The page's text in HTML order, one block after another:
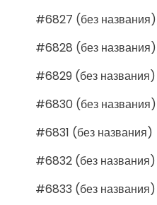
#6827 (без названия)
#6828 (без названия)
#6829 (без названия)
#6830 (без названия)
#6831 (без названия)
#6832 (без названия)
#6833 (без названия)